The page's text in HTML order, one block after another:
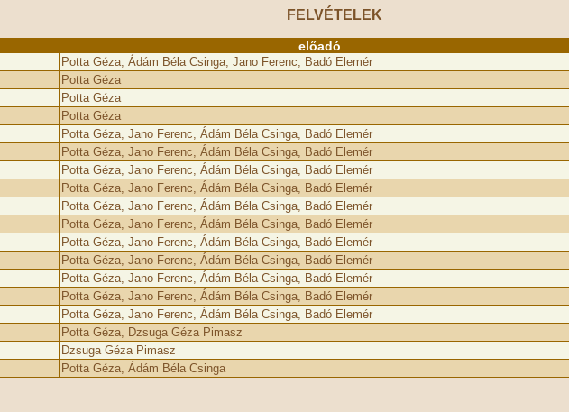
FELVÉTELEK
előadó
Potta Géza, Ádám Béla Csinga, Jano Ferenc, Badó Elemér
Potta Géza
Potta Géza
Potta Géza
Potta Géza, Jano Ferenc, Ádám Béla Csinga, Badó Elemér
Potta Géza, Jano Ferenc, Ádám Béla Csinga, Badó Elemér
Potta Géza, Jano Ferenc, Ádám Béla Csinga, Badó Elemér
Potta Géza, Jano Ferenc, Ádám Béla Csinga, Badó Elemér
Potta Géza, Jano Ferenc, Ádám Béla Csinga, Badó Elemér
Potta Géza, Jano Ferenc, Ádám Béla Csinga, Badó Elemér
Potta Géza, Jano Ferenc, Ádám Béla Csinga, Badó Elemér
Potta Géza, Jano Ferenc, Ádám Béla Csinga, Badó Elemér
Potta Géza, Jano Ferenc, Ádám Béla Csinga, Badó Elemér
Potta Géza, Jano Ferenc, Ádám Béla Csinga, Badó Elemér
Potta Géza, Jano Ferenc, Ádám Béla Csinga, Badó Elemér
Potta Géza, Dzsuga Géza Pimasz
Dzsuga Géza Pimasz
Potta Géza, Ádám Béla Csinga